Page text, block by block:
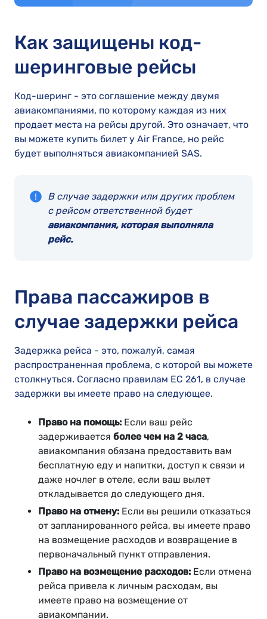
Как защищены код-
шеринговые рейсы
Код-шеринг - это соглашение между двумя
авиакомпаниями, по которому каждая из них
продает места на рейсы другой. Это означает, что
вы можете купить билет у Air France, но рейс
будет выполняться авиакомпанией SAS.
В случае задержки или других проблем
с рейсом ответственной будет
авиакомпания, которая выполняла
рейс.
Права пассажиров в
случае задержки рейса
Задержка рейса - это, пожалуй, самая
распространенная проблема, с которой вы можете
столкнуться. Согласно правилам ЕС 261, в случае
задержки вы имеете право на следующее.
Право на помощь: Если ваш рейс
задерживается более чем на 2 часа,
авиакомпания обязана предоставить вам
бесплатную еду и напитки, доступ к связи и
даже ночлег в отеле, если ваш вылет
откладывается до следующего дня.
Право на отмену: Если вы решили отказаться
от запланированного рейса, вы имеете право
на возмещение расходов и возвращение в
первоначальный пункт отправления.
Право на возмещение расходов: Если отмена
рейса привела к личным расходам, вы
имеете право на возмещение от
авиакомпании.